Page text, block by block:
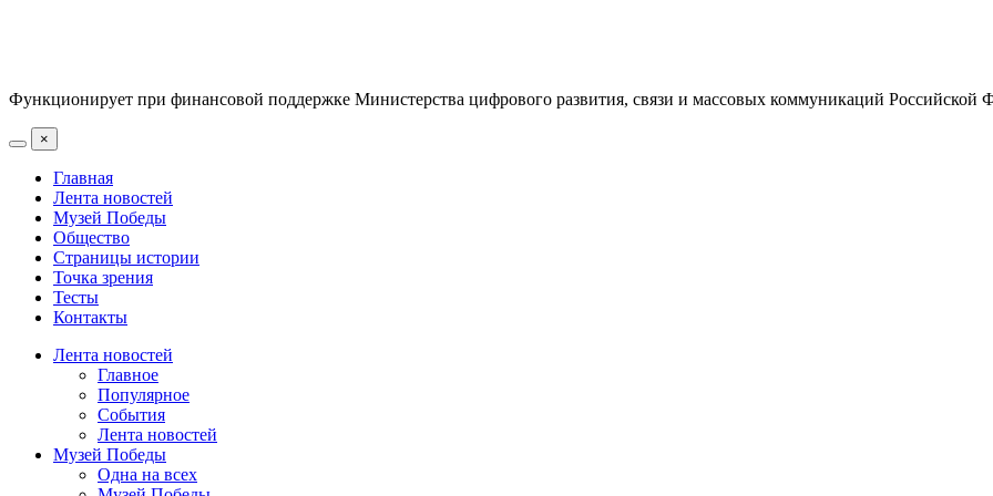
Функционирует при финансовой поддержке Министерства цифрового развития, связи и массовых коммуникаций Российской
×
Главная
Лента новостей
Музей Победы
Общество
Страницы истории
Точка зрения
Тесты
Контакты
Лента новостей
Главное
Популярное
События
Лента новостей
Музей Победы
Одна на всех